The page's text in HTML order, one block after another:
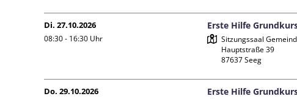
Di. 27.10.2026
08:30 - 16:30 Uhr
Erste Hilfe
Sitzungssaal
Hauptstraße 39
Do. 29.10.2026 Erste Hilfe